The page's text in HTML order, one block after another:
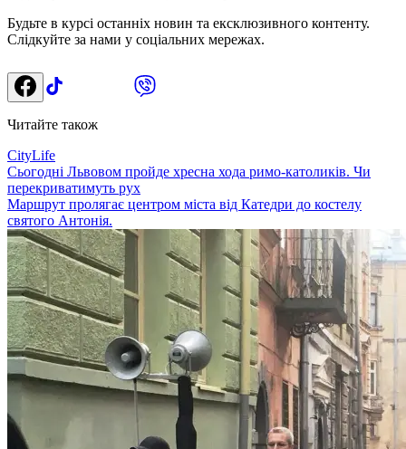
Будьте в курсі останніх новин та ексклюзивного контенту.
Слідкуйте за нами у соціальних мережах.
Читайте також
CityLife
Сьогодні Львовом пройде хресна хода римо-католиків. Чи
перекриватимуть рух
Маршрут пролягає центром міста від Катедри до костелу
святого Антонія.